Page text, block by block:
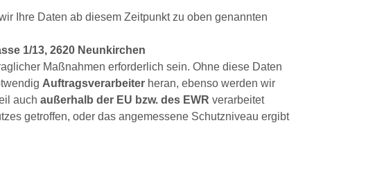
Ihre Daten ab diesem Zeitpunkt zu oben genannten
1/13, 2620 Neunkirchen
Maßnahmen erforderlich sein. Ohne diese Daten
Auftragsverarbeiter heran, ebenso werden wir
auch außerhalb der EU bzw. des EWR verarbeitet
getroffen, oder das angemessene Schutzniveau ergibt